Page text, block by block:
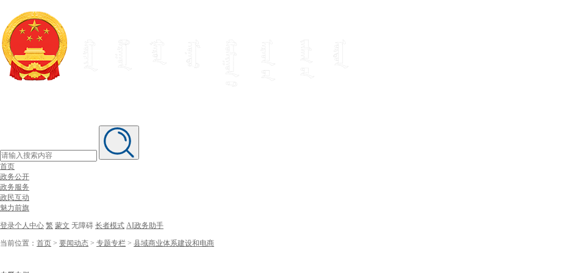
首页
政务公开
政务服务
政民互动
魅力前旗
登录个人中心 繁 蒙文 无障碍 长者模式 AI政务助手
当前位置： 首页 > 要闻动态 > 专题专栏 > 县域商业体系建设和电商